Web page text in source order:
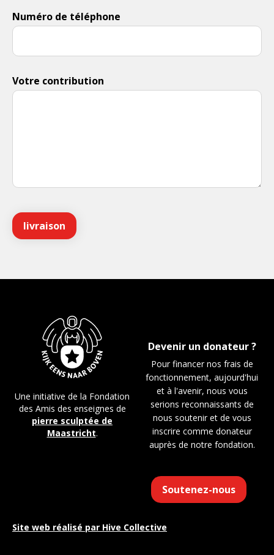
Numéro de téléphone
Votre contribution
Devenir un donateur ?
Pour financer nos frais de
fonctionnement, aujourd'hui
et à l'avenir, nous vous
serions reconnaissants de
nous soutenir et de vous
inscrire comme donateur
auprès de notre fondation.
Soutenez-nous
Une initiative de la Fondation
des Amis des enseignes de
pierre sculptée de
Maastricht.
Site web réalisé par Hive Collective